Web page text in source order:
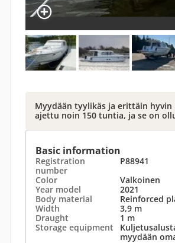
Myydään tyylikäs ja erittäin hyvin
ajettu noin 150 tuntia, ja se on
Basic information
Registration
number
P88941
Color
Valkoinen
Year model
2021
Body material
Reinforced
Width
3,9 m
Draught
1 m
Storage equipment
myydään